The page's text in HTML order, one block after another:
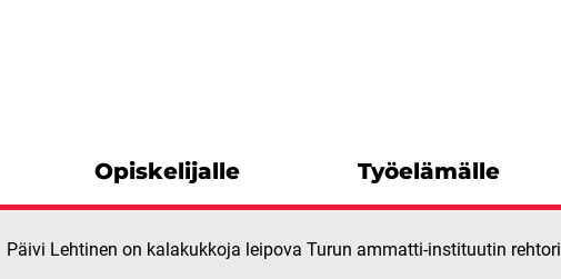
Opiskelijalle Työelämälle
Päivi Lehtinen on kalakukkoja leipova Turun ammatti-instituutin rehtori